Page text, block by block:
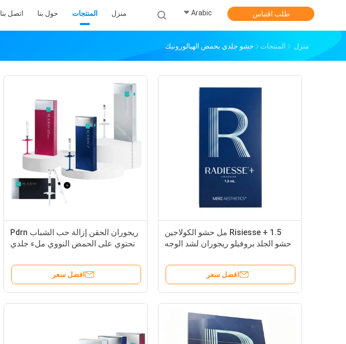
منزل المنتجات حول بنا اتصل بنا Arabic طلب اقتباس
منزل المنتجات حشو جلدي بحمض الهيالورونيك
ريجوران الحقن إزالة حب الشباب Pdrn
تحتوي على الحمض النووي ملء جلدي
افضل سعر
Risiesse + 1.5 مل حشو الكولاجين
حشو الجلد بروفيلو ريجوران لشد الوجه
افضل سعر